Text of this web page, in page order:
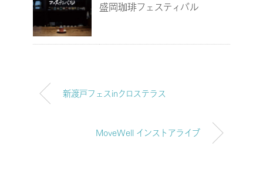
盛岡珈琲フェスティバル
新渡戸フェスinクロステラス
MoveWell インストアライブ